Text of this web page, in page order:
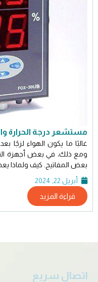
مستشعر درجة الحرارة
غالبًا ما يكون الهواء لزجًا
ومع ذلك، في بعض أجهزة
بعض المفاتيح. كيف ولماذا
أبريل 22, 2024
قراءة المزيد
اتصال سريع